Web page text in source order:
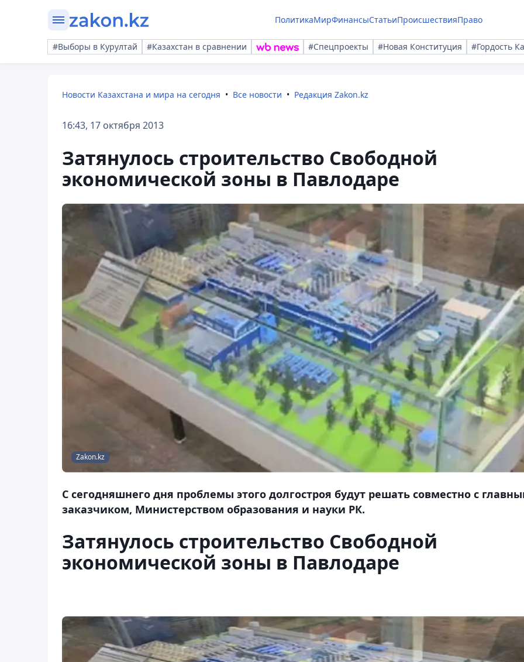
ПолитикаМирФинансыСтатьиПроисшествияПраво
#Выборы в Курултай #Казахстан в сравнении #Спецпроекты #Новая Конституция #Гордость
Новости Казахстана и мира на сегодня Все новости Редакция Zakon.kz
16:43, 17 октября 2013
Затянулось строительство Свободной
экономической зоны в Павлодаре
Zakon.kz
С сегодняшнего дня проблемы этого долгостроя будут решать совместно с
заказчиком, Министерством образования и науки РК.
Затянулось строительство Свободной
экономической зоны в Павлодаре